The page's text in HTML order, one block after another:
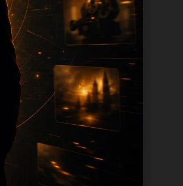
问题展开，
复搜索，也